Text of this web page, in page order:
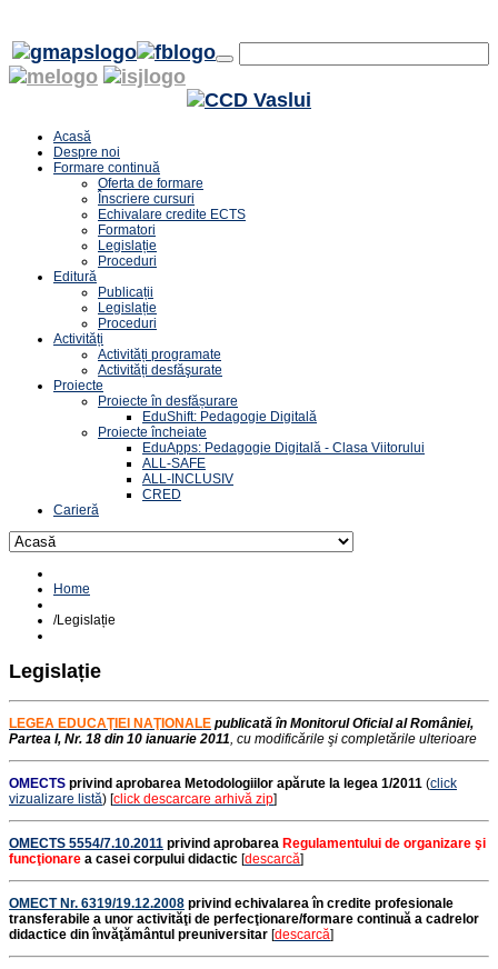
Acasă
Despre noi
Formare continuă
Oferta de formare
Înscriere cursuri
Echivalare credite ECTS
Formatori
Legislație
Proceduri
Editură
Publicații
Legislație
Proceduri
Activități
Activități programate
Activități desfăşurate
Proiecte
Proiecte în desfășurare
EduShift: Pedagogie Digitală
Proiecte încheiate
EduApps: Pedagogie Digitală - Clasa Viitorului
ALL-SAFE
ALL-INCLUSIV
CRED
Carieră
Home
/Legislație
Legislație
LEGEA EDUCAŢIEI NAŢIONALE publicată în Monitorul Oficial al României,
Partea I, Nr. 18 din 10 ianuarie 2011 , cu modificările şi completările ulterioare
OMECTS privind aprobarea Metodologiilor apărute la legea 1/2011 (click
vizualizare listă) [click descarcare arhivă zip]
OMECTS 5554/7.10.2011 privind aprobarea Regulamentului de organizare şi
funcţionare a casei corpului didactic [descarcă]
OMECT Nr. 6319/19.12.2008 privind echivalarea în credite profesionale
transferabile a unor activităţi de perfecţionare/formare continuă a cadrelor
didactice din învăţământul preuniversitar [descarcă]